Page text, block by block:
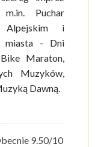
Puchar
Alpejskim i
miasta - Dni
Maraton,
Muzyków,
Dawną.
9.50/10